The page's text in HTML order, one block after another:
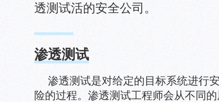
透测试活的安全公司。
渗透测试
渗透测试是对给定的目标系统进行
险的过程。渗透测试工程师会从不同